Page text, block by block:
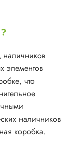
наличников
элементов
что
наличников
коробка.